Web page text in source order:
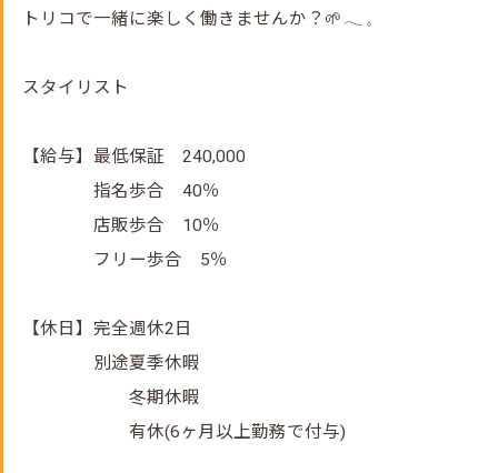
トリコで一緒に楽しく働きませんか？🌱𓂃 𓈒
スタイリスト
【給与】最低保証 240,000
指名歩合 40％
店販歩合 10％
フリー歩合 5％
【休日】完全週休2日
別途夏季休暇
冬期休暇
有休(6ヶ月以上勤務で付与)